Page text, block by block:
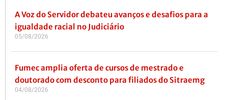
A Voz do Servidor debateu avanços e desafios para a
igualdade racial no Judiciário
05/08/2026
Fumec amplia oferta de cursos de mestrado e
doutorado com desconto para filiados do Sitraemg
04/08/2026